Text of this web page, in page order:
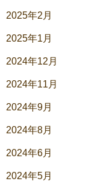
2025年2月
2025年1月
2024年12月
2024年11月
2024年9月
2024年8月
2024年6月
2024年5月